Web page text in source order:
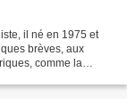
il né en 1975 et
brèves, aux
comme la